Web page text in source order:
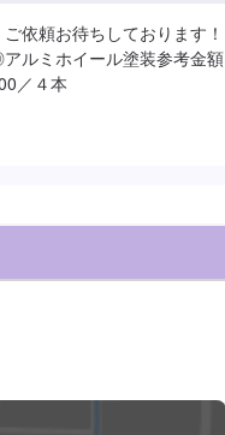
依頼お待ちしております！
ルミホイール塗装参考金額
／４本